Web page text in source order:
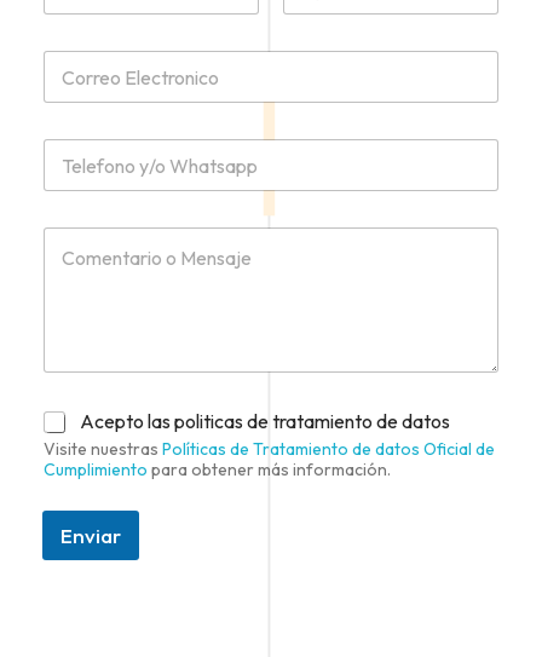
Acepto las politicas de tratamiento de datos
Visite nuestras Políticas de Tratamiento de datos Oficial de
Cumplimiento para obtener más información.
Enviar